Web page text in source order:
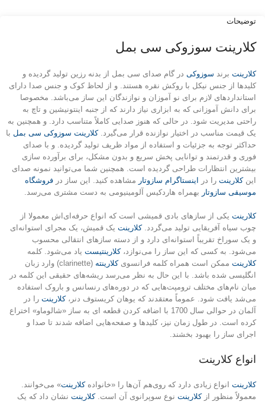
توضیحات
کلارینت سوزوکی سی بمل
کلارینت برند سوزوکی در گام صدای سی بمل از بدنه رزین تولید گردیده و
کلیدها از جنس نیکل با روکش نقره هستند. و از لحاظ کوک و جنس صدا دارای
استانداردهای لازم برای نو آموزان و نوازندگان این ساز می‌باشد. مخصوصا
برای دانش آموزانی که به ابزاری نیاز دارند که از جنبه اینتونیشین و تاچ به
راحتی مدیریت شود. در حالی که هنوز صدایی کاملاً متناسب دارد. و همچنین به
یک قیمت مناسب در اختیار نوازنده قرار می‌گیرد.کلارینت سوزوکی سی بمل با
حداکثر توجه به جزئیات و استفاده از مواد ظریف تولید گردیده. و با صدای
فوری و قدرتمند و توانایی پخش سریع و بدون مشکل، برای برآورده سازی
بیشترین انتظارات طراحی گردیده است. همچنین شما می‌توانید نمونه صدای
اینکلارینت را در اینستاگرام سازوتار مشاهده کنید. این ساز در فروشگاه
موسیقی سازوتار بهمراه هاردکیس آلومینیومی به دست مشتری می‌رسد.
کلارینت یکی از سازهای بادی قمیشی است که انواع حرفه‌ای‌اش معمولا از
چوب سیاه آفریقایی تولید می‌گردد.کلارینت یک قمیش، یک مجرای استوانه‌ای
و یک سوراخ تقریباً استوانه‌ای دارد و از دسته سازهای انتقالی محسوب
می‌شود. به کسی که این ساز را می‌نوازد،کلارینتیست یاد می‌شود. کلمه
کلارینت ممکن است همراه کلمه فرانسویکلارینته
(clarinette) وارد زبان
انگلیسی شده باشد. با این حال به نظر می‌رسد ریشه‌های حقیقی این کلمه در
میان نام‌های مختلف ترومپت‌هایی که در دوره‌های رنسانس و باروک استفاده
می‌شد یافت شود. عموماً معتقدند که یوهان کریستوف دنر،کلارینت را در
آلمان در حوالی سال 1700 با اضافه کردن قطعه ای به ساز «شالوماو» اختراع
کرده است. در طول زمان نیز، کلیدها و صفحه‌هایی اضافه شدند تا صدا و
اجرای ساز را بهبود بخشند.
انواع کلارینت
کلارینت انواع زیادی دارد که روی‌هم آن‌ها را «خانوادهکلارینت» می‌خوانند.
معمولاً منظور ازکلارینت نوع سوپرانوی آن است.کلارینت نشان داد که یک